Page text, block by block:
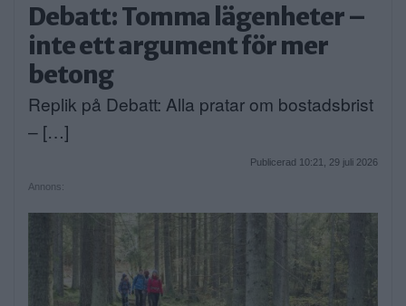
Debatt: Tomma lägenheter –
inte ett argument för mer
betong
Replik på Debatt: Alla pratar om bostadsbrist
– […]
Publicerad 10:21, 29 juli 2026
Annons: